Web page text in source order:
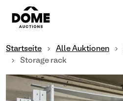
Startseite Alle Auktionen
Storage rack